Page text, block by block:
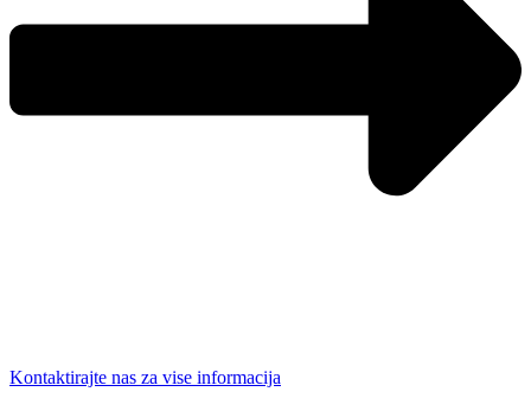
Kontaktirajte nas za vise informacija